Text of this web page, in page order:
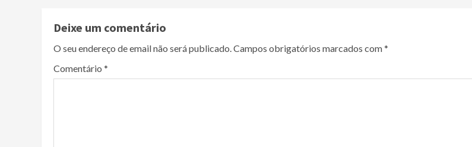
Deixe um comentário
O seu endereço de email não será publicado.Campos obrigatórios marcados com*
Comentário *